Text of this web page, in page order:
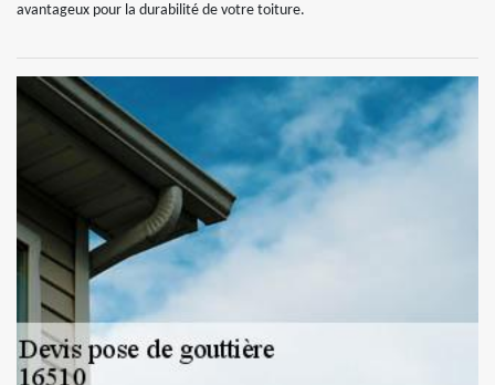
avantageux pour la durabilité de votre toiture.